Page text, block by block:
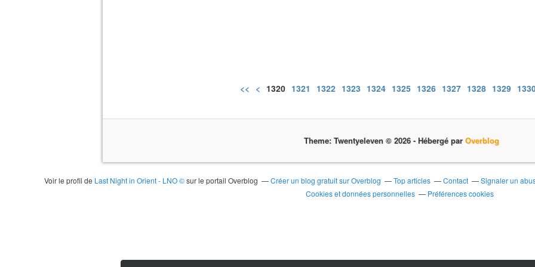
<< < 1300
1310
1320 1321 1322 1323 1324 1325 1326 1327 1328 1329
Theme: Twentyeleven © 2026 - Hébergé par Overblog
Voir le profil de Last Night in Orient - LNO ©sur le portail Overblog Créer un blog gratuit sur Overblog Top articles Contact Signaler un
Cookies et données personnelles
Préférences cookies